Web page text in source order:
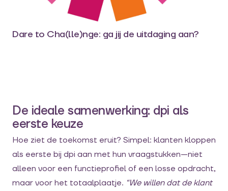
Dare to Cha(lle)nge: ga jij de uitdaging aan?
De ideale samenwerking: dpi als
eerste keuze
Hoe ziet de toekomst eruit? Simpel: klanten kloppen
als eerste bij dpi aan met hun vraagstukken—niet
alleen voor een functieprofiel of een losse opdracht,
maar voor het totaalplaatje. “We willen dat de klant